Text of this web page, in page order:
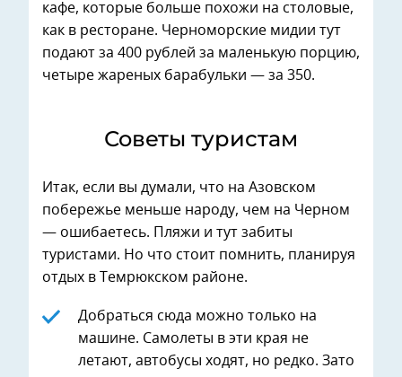
кафе, которые больше похожи на столовые,
как в ресторане. Черноморские мидии тут
подают за 400 рублей за маленькую порцию,
четыре жареных барабульки — за 350.
Советы туристам
Итак, если вы думали, что на Азовском
побережье меньше народу, чем на Черном
— ошибаетесь. Пляжи и тут забиты
туристами. Но что стоит помнить, планируя
отдых в Темрюкском районе.
Добраться сюда можно только на
машине. Самолеты в эти края не
летают, автобусы ходят, но редко. Зато